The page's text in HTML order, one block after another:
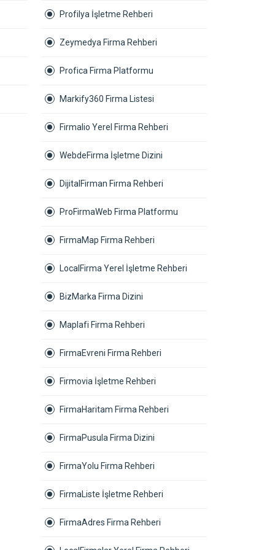
Profilya İşletme Rehberi
Zeymedya Firma Rehberi
Profica Firma Platformu
Markify360 Firma Listesi
Firmalio Yerel Firma Rehberi
WebdeFirma İşletme Dizini
DijitalFirman Firma Rehberi
ProFirmaWeb Firma Platformu
FirmaMap Firma Rehberi
LocalFirma Yerel İşletme Rehberi
BizMarka Firma Dizini
Maplafi Firma Rehberi
FirmaEvreni Firma Rehberi
Firmovia İşletme Rehberi
FirmaHaritam Firma Rehberi
FirmaPusula Firma Dizini
FirmaYolu Firma Rehberi
FirmaListe İşletme Rehberi
FirmaAdres Firma Rehberi